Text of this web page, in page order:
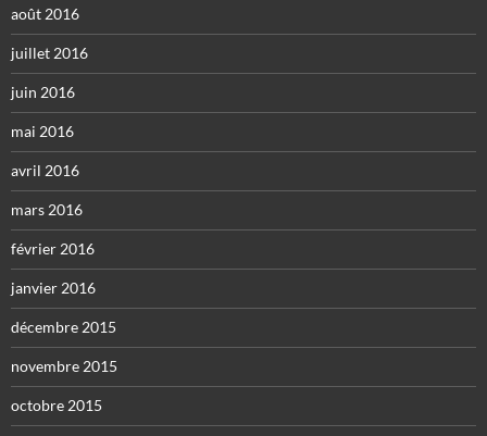
août 2016
juillet 2016
juin 2016
mai 2016
avril 2016
mars 2016
février 2016
janvier 2016
décembre 2015
novembre 2015
octobre 2015